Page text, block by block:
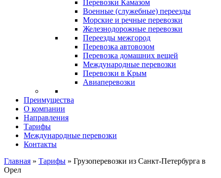
Перевозки Камазом
Военные (служебные) переезды
Морские и речные перевозки
Железнодорожные перевозки
Переезды межгород
Перевозка автовозом
Перевозка домашних вещей
Международные перевозки
Перевозки в Крым
Авиаперевозки
Преимущества
О компании
Направления
Тарифы
Международные перевозки
Контакты
Главная » Тарифы » Грузоперевозки из Санкт-Петербурга в
Орел